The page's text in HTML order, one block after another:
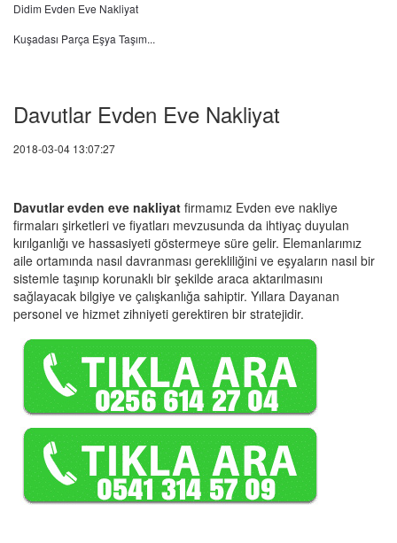
Didim Evden Eve Nakliyat
Kuşadası Parça Eşya Taşım...
Davutlar Evden Eve Nakliyat
2018-03-04 13:07:27
Davutlar evden eve nakliyat firmamız Evden eve nakliye
firmaları şirketleri ve fiyatları mevzusunda da ihtiyaç duyulan
kırılganlığı ve hassasiyeti göstermeye süre gelir. Elemanlarımız
aile ortamında nasıl davranması gerekliliğini ve eşyaların nasıl bir
sistemle taşınıp korunaklı bir şekilde araca aktarılmasını
sağlayacak bilgiye ve çalışkanlığa sahiptir. Yıllara Dayanan
personel ve hizmet zihniyeti gerektiren bir stratejidir.